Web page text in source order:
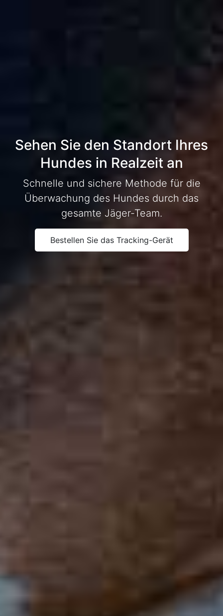
Sehen Sie den Standort Ihres
Hundes in Realzeit an
Schnelle und sichere Methode für die
Überwachung des Hundes durch das
gesamte Jäger-Team.
Bestellen Sie das Tracking-Gerät